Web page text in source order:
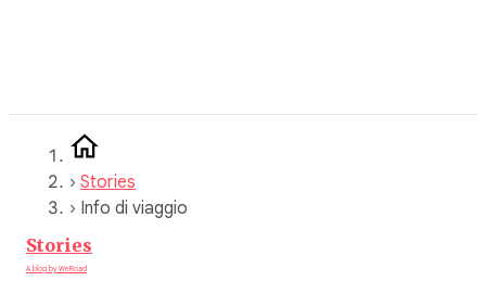
› Stories
› Info di viaggio
Stories
A blog by WeRoad